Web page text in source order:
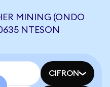
MINING (ONDO
NTESON
CIFRON